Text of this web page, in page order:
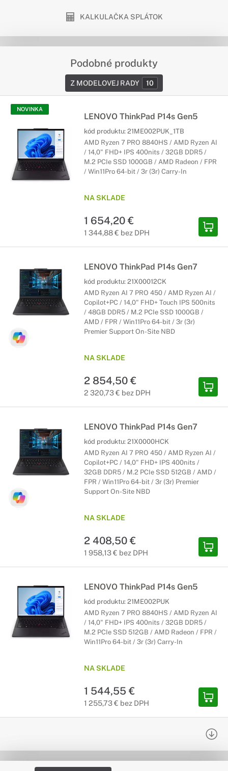
KALKULAČKA SPLÁTOK
Podobné produkty
Z MODELOVEJ RADY 10
NOVINKA
LENOVO ThinkPad P14s Gen5
kód produktu: 21ME002PUK_1TB
AMD Ryzen 7 PRO 8840HS / AMD Ryzen AI
/ 14,0" FHD+ IPS 400nits / 32GB DDR5 /
M.2 PCIe SSD 1000GB / AMD Radeon / FPR
/ Win11Pro 64-bit / 3r (3r) Carry-In
NA SKLADE
1 654,20 €
1 344,88 € bez DPH
LENOVO ThinkPad P14s Gen7
kód produktu: 21X00012CK
AMD Ryzen AI 7 PRO 450 / AMD Ryzen AI /
Copilot+PC / 14,0" FHD+ Touch IPS 500nits
/ 48GB DDR5 / M.2 PCIe SSD 1000GB /
AMD / FPR / Win11Pro 64-bit / 3r (3r)
Premier Support On-Site NBD
NA SKLADE
2 854,50 €
2 320,73 € bez DPH
LENOVO ThinkPad P14s Gen7
kód produktu: 21X0000HCK
AMD Ryzen AI 7 PRO 450 / AMD Ryzen AI /
Copilot+PC / 14,0" FHD+ IPS 400nits /
32GB DDR5 / M.2 PCIe SSD 512GB / AMD /
FPR / Win11Pro 64-bit / 3r (3r) Premier
Support On-Site NBD
NA SKLADE
2 408,50 €
1 958,13 € bez DPH
LENOVO ThinkPad P14s Gen5
kód produktu: 21ME002PUK
AMD Ryzen 7 PRO 8840HS / AMD Ryzen AI
/ 14,0" FHD+ IPS 400nits / 32GB DDR5 /
M.2 PCIe SSD 512GB / AMD Radeon / FPR /
Win11Pro 64-bit / 3r (3r) Carry-In
NA SKLADE
1 544,55 €
1 255,73 € bez DPH